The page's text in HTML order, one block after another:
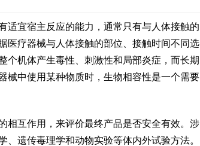
适宜宿主反应的能力，通常只有与人体接触的
医疗器械与人体接触的部位、接触时间不同选
个机体产生毒性、刺激性和局部炎症，而长期
械中使用某种物质时，生物相容性是一个需要
相互作用，来评价最终产品是否安全有效。涉
遗传毒理学和动物实验等体内外试验方法。